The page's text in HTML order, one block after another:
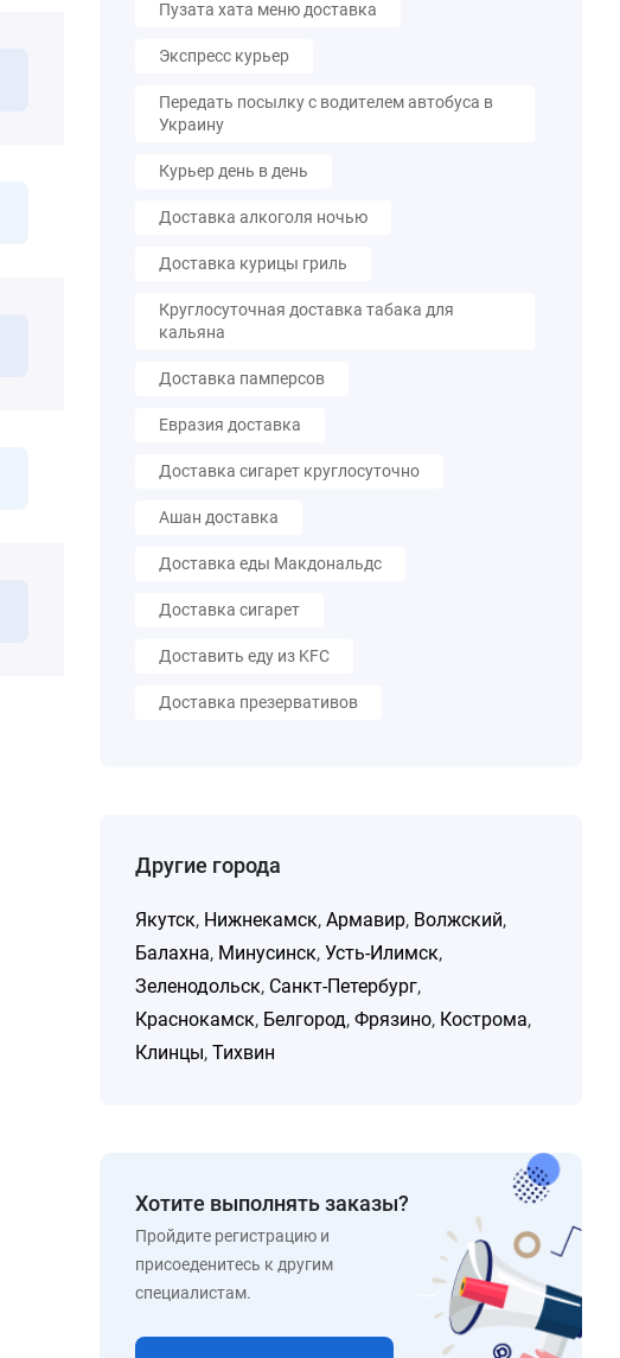
Пузата хата меню доставка
Экспресс курьер
Передать посылку с водителем автобуса в
Украину
Курьер день в день
Доставка алкоголя ночью
Доставка курицы гриль
Круглосуточная доставка табака для
кальяна
Доставка памперсов
Евразия доставка
Доставка сигарет круглосуточно
Ашан доставка
Доставка еды Макдональдс
Доставка сигарет
Доставить еду из KFC
Доставка презервативов
Другие города
Якутск, Нижнекамск,Армавир, Волжский,
Балахна, Минусинск,Усть-Илимск,
Зеленодольск, Санкт-Петербург,
Краснокамск, Белгород,Фрязино, Кострома,
Клинцы,Тихвин
Хотите выполнять заказы?
Пройдите регистрацию и
присоеденитесь к другим
специалистам.